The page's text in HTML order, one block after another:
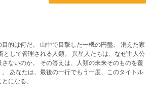
中で目撃した一機の円盤。 消えた家
管理される人類。 異星人たちは、なぜ主人公
の答えは、人類の未来そのものを覆
のタイトル
になる。